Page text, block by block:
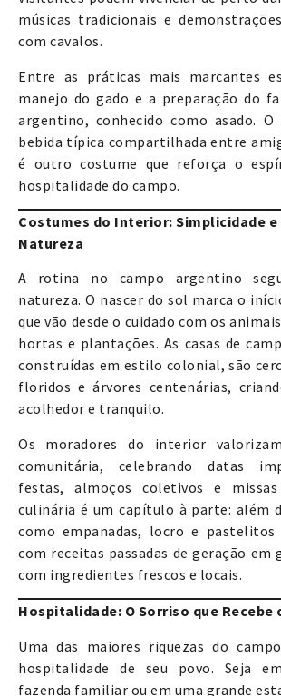
músicas tradicionais e
com cavalos.
Entre as práticas mais marcantes
manejo do gado e a preparação do
argentino, conhecido como asado.
bebida típica compartilhada entre
é outro costume que reforça o
hospitalidade do campo.
Costumes do Interior: Simplicidade e
Natureza
A rotina no campo argentino
natureza. O nascer do sol marca o
que vão desde o cuidado com os
hortas e plantações. As casas de
construídas em estilo colonial, são
floridos e árvores centenárias,
acolhedor e tranquilo.
Os moradores do interior
comunitária, celebrando datas
festas, almoços coletivos e
culinária é um capítulo à parte: além
como empanadas, locro e pastelitos
com receitas passadas de geração em
com ingredientes frescos e locais.
Hospitalidade: O Sorriso que Recebe
Uma das maiores riquezas do
hospitalidade de seu povo. Seja
fazenda familiar ou em uma grande